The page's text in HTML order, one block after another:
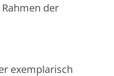
der
exemplarisch